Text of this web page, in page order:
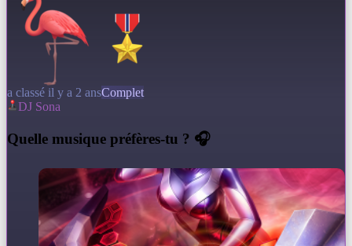
a classé il y a 2 ansComplet
DJ Sona
Quelle musique préfères-tu ? 🎧